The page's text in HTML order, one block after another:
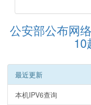
公安部公布网
10
最近更新
本机IPV6查询